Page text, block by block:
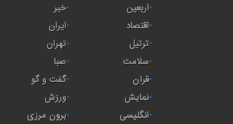
اربعین خبر
اقتصاد
ايران
ترتیل
تهران
سلامت
صبا
قرآن
گفت و گو
نمایش
ورزش
انگلیسی
برون مرزی